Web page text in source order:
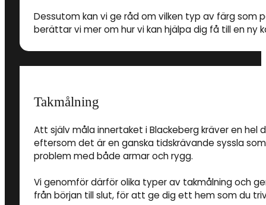
Dessutom kan vi ge råd om vilken typ av färg som
berättar vi mer om hur vi kan hjälpa dig få till en ny
Takmålning
Att själv måla innertaket i Blackeberg kräver en hel
eftersom det är en ganska tidskrävande syssla
problem med både armar och rygg.
Vi genomför därför olika typer av takmålning och
från början till slut, för att ge dig ett hem som du